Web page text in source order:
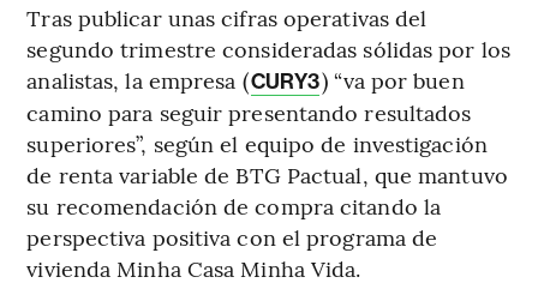
Tras publicar unas cifras operativas del
segundo trimestre consideradas sólidas por los
analistas, la empresa (CURY3) “va por buen
camino para seguir presentando resultados
superiores”, según el equipo de investigación
de renta variable de BTG Pactual, que mantuvo
su recomendación de compra citando la
perspectiva positiva con el programa de
vivienda Minha Casa Minha Vida.